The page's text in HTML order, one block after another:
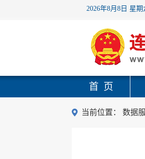
2026年8月8日 星期
首 页
当前位置： 数据